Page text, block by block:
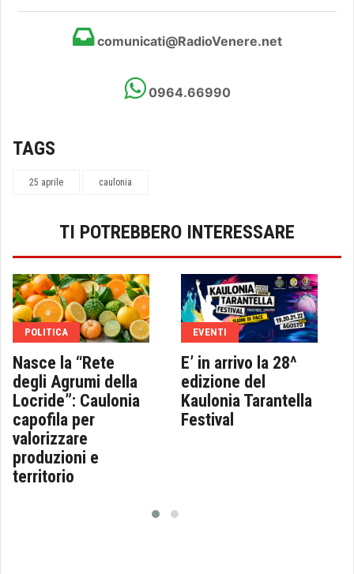
comunicati@RadioVenere.net
0964.66990
TAGS
25 aprile caulonia
TI POTREBBERO INTERESSARE
POLITICA
Nasce la “Rete
degli Agrumi della
Locride”: Caulonia
capofila per
valorizzare
produzioni e
territorio
EVENTI
E’ in arrivo la 28^
edizione del
Kaulonia Tarantella
Festival